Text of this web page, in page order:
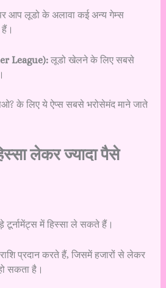
आप लूडो के अलावा कई अन्य गेम्स
League):लूडो खेलने के लिए सबसे
के लिए ये ऐप्स सबसे भरोसेमंद माने जाते
लेकर ज्यादा पैसे
टूर्नामेंट्स में हिस्सा ले सकते हैं।
प्रदान करते हैं, जिसमें हजारों से लेकर
सकता है।